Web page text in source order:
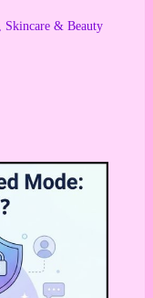
Skincare & Beauty